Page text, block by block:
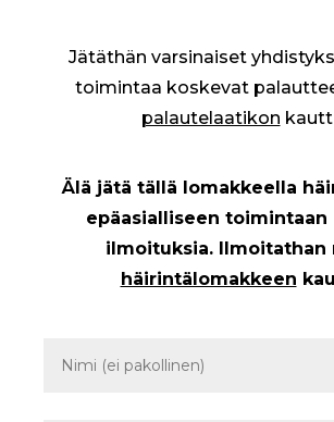
Jätäthän varsinaiset
toimintaa koskevat
palautelaatikon
Älä jätä tällä lomakkeella
epäasialliseen
ilmoituksia. Ilmoitathan
häirintälomakkeen